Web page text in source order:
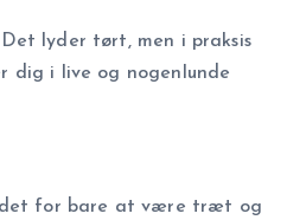
Det lyder tørt, men i praksis
dig i live og nogenlunde
for bare at være træt og